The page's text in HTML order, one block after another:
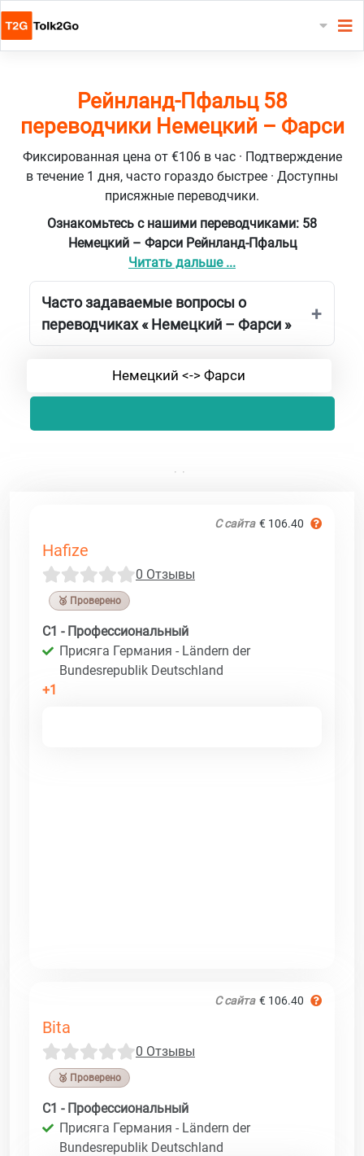
Рейнланд-Пфальц 58
переводчики Немецкий – Фарси
Фиксированная цена от €106 в час · Подтверждение
в течение 1 дня, часто гораздо быстрее · Доступны
присяжные переводчики.
Ознакомьтесь с нашими переводчиками: 58
Немецкий – Фарси Рейнланд-Пфальц
Читать дальше ...
Часто задаваемые вопросы о
переводчиках « Немецкий – Фарси »
Немецкий <-> Фарси
С сайта € 106.40
Hafize
0 Отзывы
🥉 Проверено
C1 - Профессиональный
Присяга Германия - Ländern der
Bundesrepublik Deutschland
+1
С сайта € 106.40
Bita
0 Отзывы
🥉 Проверено
C1 - Профессиональный
Присяга Германия - Ländern der
Bundesrepublik Deutschland